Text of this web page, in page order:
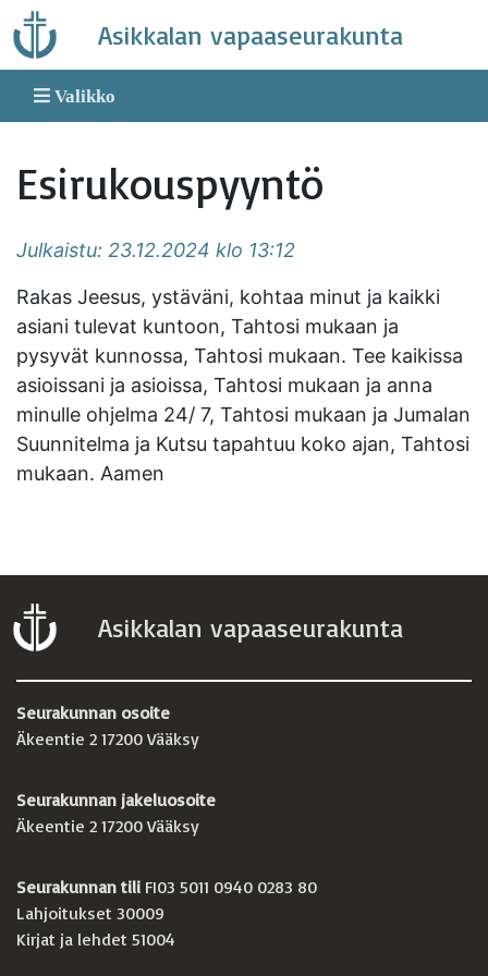
Skip
to
content
Asikkalan vapaaseurakunta
Valikko
Esirukouspyyntö
Julkaistu: 23.12.2024 klo 13:12
Rakas Jeesus, ystäväni, kohtaa minut ja kaikki
asiani tulevat kuntoon, Tahtosi mukaan ja
pysyvät kunnossa, Tahtosi mukaan. Tee kaikissa
asioissani ja asioissa, Tahtosi mukaan ja anna
minulle ohjelma 24/ 7, Tahtosi mukaan ja Jumalan
Suunnitelma ja Kutsu tapahtuu koko ajan, Tahtosi
mukaan. Aamen
Asikkalan vapaaseurakunta
Seurakunnan osoite
Äkeentie 2 17200 Vääksy
Seurakunnan jakeluosoite
Äkeentie 2 17200 Vääksy
Seurakunnan tili FI03 5011 0940 0283 80
Lahjoitukset 30009
Kirjat ja lehdet 51004